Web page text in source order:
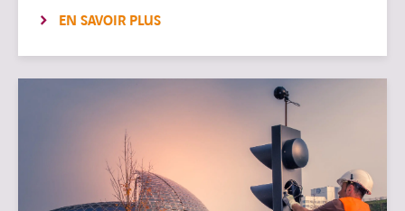
EN SAVOIR PLUS